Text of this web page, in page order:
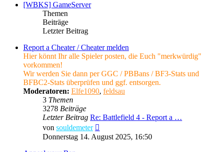
[WBKS] GameServer
Themen
Beiträge
Letzter Beitrag
Report a Cheater / Cheater melden
Hier könnt Ihr alle Spieler posten, die Euch "merkwürdig"
vorkommen!
Wir werden Sie dann per GGC / PBBans / BF3-Stats und
BFBC2-Stats überprüfen und ggf. entsorgen.
Moderatoren: Elfe1090, feldsau
3 Themen
3278 Beiträge
Letzter Beitrag Re: Battlefield 4 - Report a …
von souldemeter
Beitrag
Donnerstag 14. August 2025, 16:50